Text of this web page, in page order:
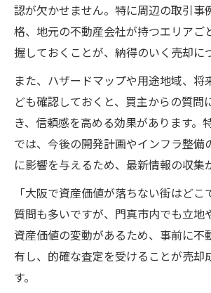
認が欠かせません。特に周辺の取引事
格、地元の不動産会社が持つエリアご
握しておくことが、納得のいく売却に
また、ハザードマップや用途地域、将
ども確認しておくと、買主からの質問
き、信頼感を高める効果があります。
では、今後の開発計画やインフラ整備
に影響を与えるため、最新情報の収集
「大阪で資産価値が落ちない街はどこ
質問も多いですが、門真市内でも立地
資産価値の変動があるため、事前に不
有し、的確な査定を受けることが売却
す。